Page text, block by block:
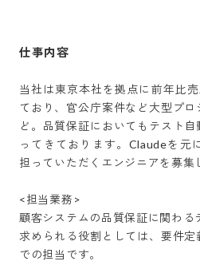
仕事内容
当社は東京本社を拠点に前年比
ており、官公庁案件など大型プ
ど。品質保証においてもテスト
ってきております。Claudeを元
担っていただくエンジニアを募集
<担当業務>
顧客システムの品質保証に関わ
求められる役割としては、要件
での担当です。